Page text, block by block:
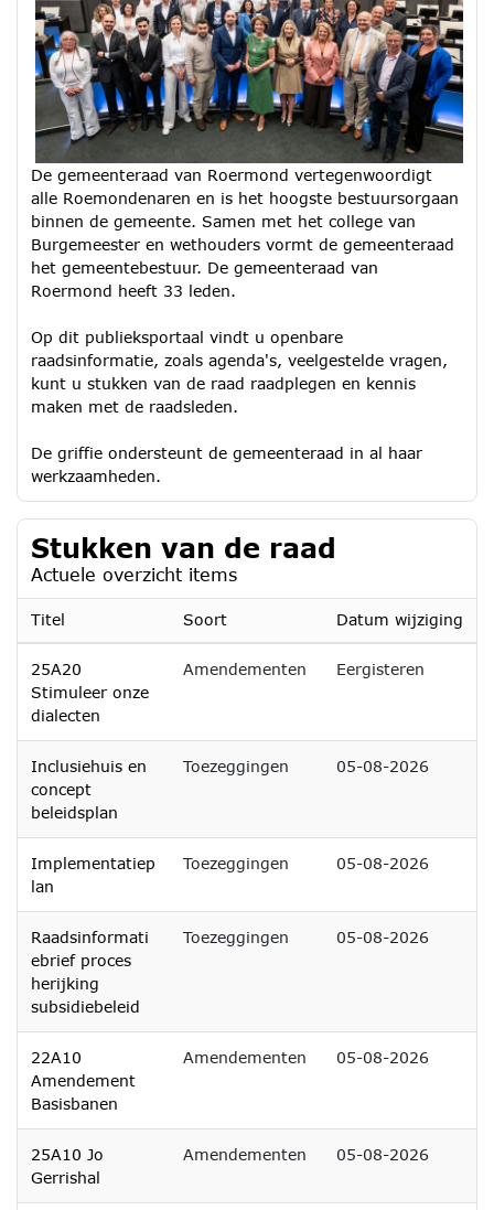
De gemeenteraad van Roermond vertegenwoordigt
alle Roemondenaren en is het hoogste bestuursorgaan
binnen de gemeente. Samen met het college van
Burgemeester en wethouders vormt de gemeenteraad
het gemeentebestuur. De gemeenteraad van
Roermond heeft 33 leden.
Op dit publieksportaal vindt u openbare
raadsinformatie, zoals agenda's, veelgestelde vragen,
kunt u stukken van de raad raadplegen en kennis
maken met de raadsleden.
De griffie ondersteunt de gemeenteraad in al haar
werkzaamheden.
Stukken van de raad
Actuele overzicht items
Titel Soort Datum wijziging
25A20
Stimuleer onze
dialecten
Amendementen Eergisteren
Inclusiehuis en
concept
beleidsplan
Toezeggingen 05-08-2026
Implementatiep
lan
Toezeggingen 05-08-2026
Raadsinformati
ebrief proces
herijking
subsidiebeleid
Toezeggingen 05-08-2026
22A10
Amendement
Basisbanen
Amendementen 05-08-2026
25A10 Jo
Gerrishal
Amendementen 05-08-2026